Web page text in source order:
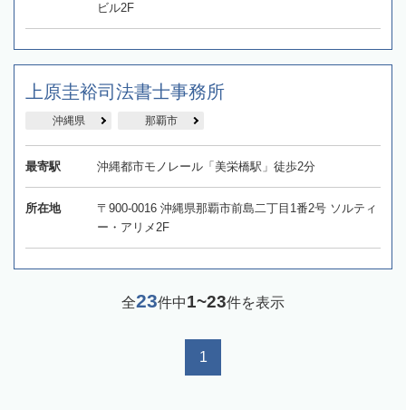
ビル2F
上原圭裕司法書士事務所
沖縄県 那覇市
最寄駅 沖縄都市モノレール「美栄橋駅」徒歩2分
所在地
〒900-0016 沖縄県那覇市前島二丁目1番2号 ソルティ
ー・アリメ2F
全23件中1~23件を表示
1